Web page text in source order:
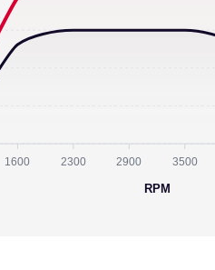
1600 2300 2900 3500
RPM